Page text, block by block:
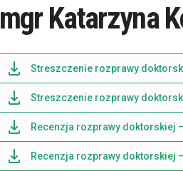
mgr Katarzyna
Streszczenie rozprawy
Streszczenie rozprawy
Recenzja rozprawy doktorskiej
Recenzja rozprawy doktorskiej